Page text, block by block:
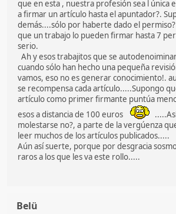
que en esta , nuestra profesión sea l única
a firmar un artículo hasta el apuntador?.
demás....sólo por haberte dado el permiso?
que un trabajo lo pueden firmar hasta 7
serio.
Ah y esos trabajitos que se
cuando sólo han hecho una pequeña
vamos, eso no es generar conocimiento!.
se recompensa cada artículo.....Supongo
artículo como primer firmante puntúa
esos a distancia de 100 euros
molestarse no?, a parte de la vergúenza
leer muchos de los artículos publicados.....
Aún así suerte, porque por desgracia
raros a los que les va este rollo.....
Belü